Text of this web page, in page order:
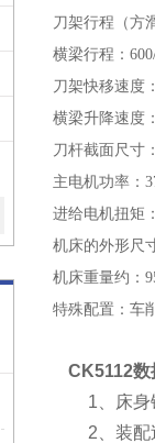
刀架行程（方
横梁行程：
刀架快移速度
横梁升降速度
刀杆截面尺寸
主电机功率：
进给电机扭矩
机床的外形尺
机床重量约：
特殊配置：车
CK5112数
1、床身铸
2、装配过